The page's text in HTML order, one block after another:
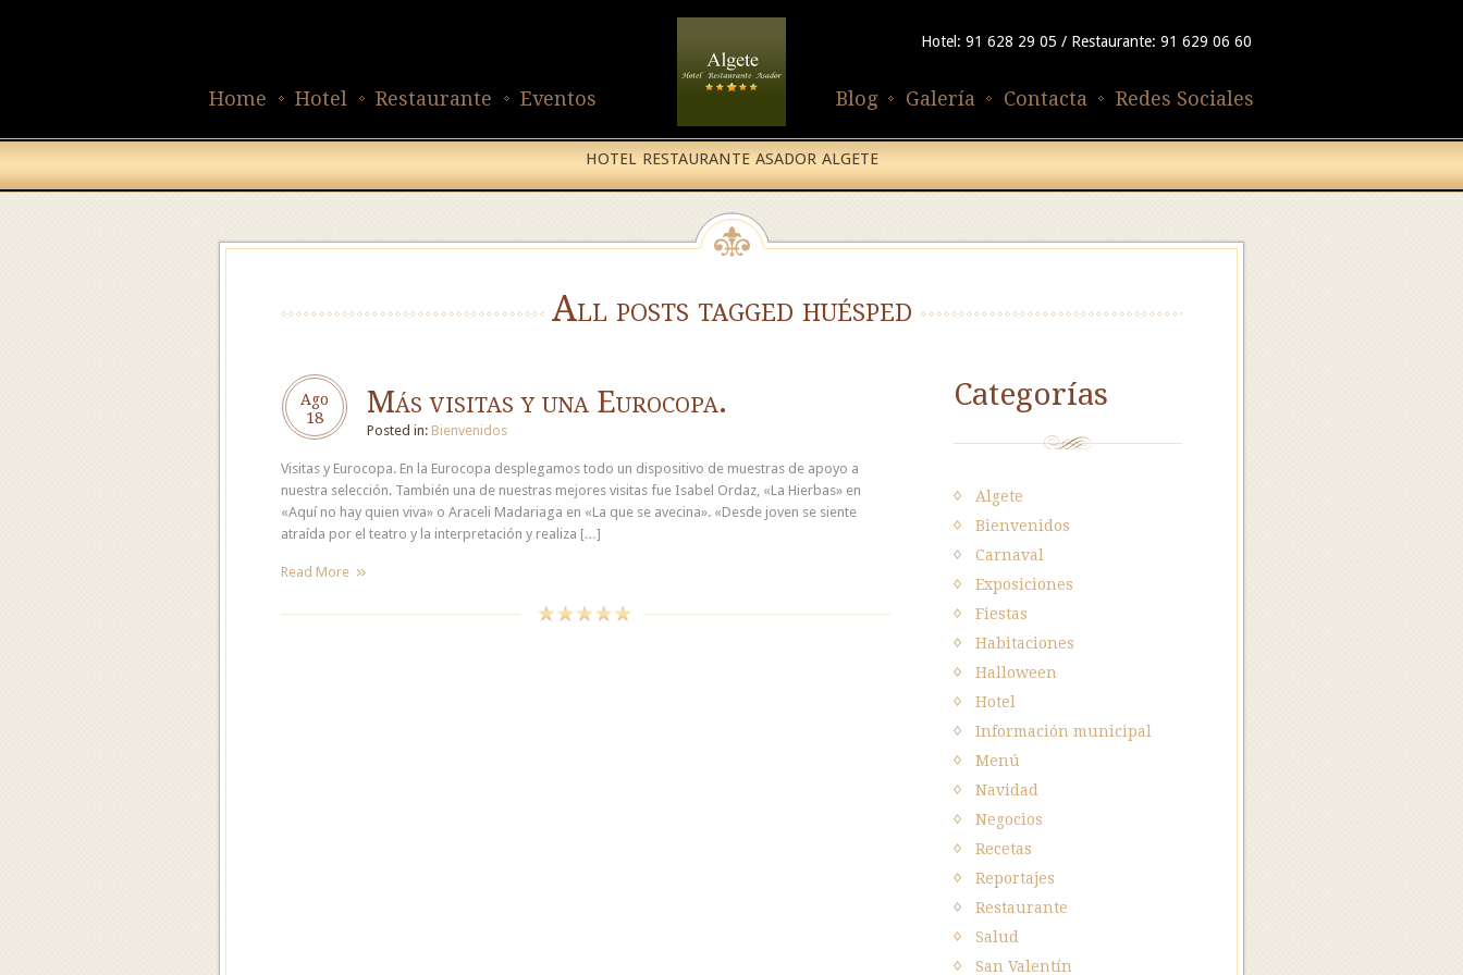
Hotel: 91 628 29 05 / Restaurante: 91 629 06 60
Home Hotel Restaurante Eventos Redes Sociales
Contacta
Galería
Blog
HOTEL RESTAURANTE ASADOR ALGETE
All posts tagged huésped
Ago
18 Más visitas y una Eurocopa.
Posted in: Bienvenidos
Visitas y Eurocopa. En la Eurocopa desplegamos todo un dispositivo de muestras de apoyo a
nuestra selección. También una de nuestras mejores visitas fue Isabel Ordaz, «La Hierbas» en
«Aquí no hay quien viva» o Araceli Madariaga en «La que se avecina». «Desde joven se siente
atraída por el teatro y la interpretación y realiza […]
Read More
Categorías
Algete
Bienvenidos
Carnaval
Exposiciones
Fiestas
Habitaciones
Halloween
Hotel
Información municipal
Menú
Navidad
Negocios
Recetas
Reportajes
Restaurante
Salud
San Valentín